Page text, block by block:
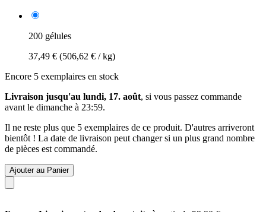
200 gélules
37,49 € (506,62 € / kg)
Encore 5 exemplaires en stock
Livraison jusqu'au lundi, 17. août, si vous passez commande
avant le dimanche à 23:59.
Il ne reste plus que 5 exemplaires de ce produit. D'autres arriveront
bientôt ! La date de livraison peut changer si un plus grand nombre
de pièces est commandé.
Ajouter au Panier